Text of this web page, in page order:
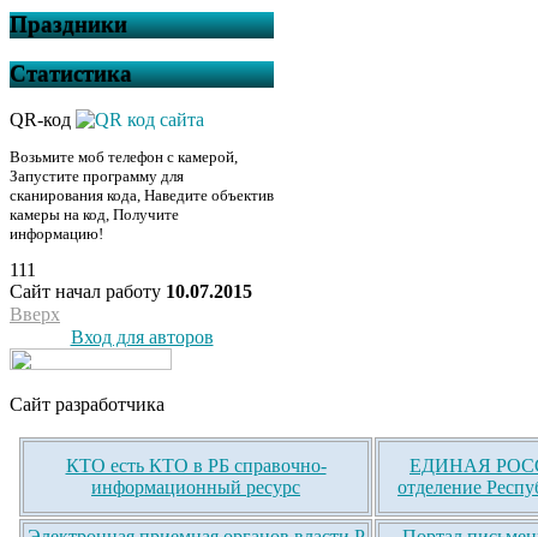
Праздники
Статистика
QR-код
Возьмите моб телефон с камерой,
Запустите программу для
сканирования кода, Наведите объектив
камеры на код, Получите
информацию!
111
Сайт начал работу 10.07.2015
Вверх
Вход для авторов
Сайт разработчика
КТО есть КТО в РБ справочно-
информационный ресурс
ЕДИНАЯ
отделение